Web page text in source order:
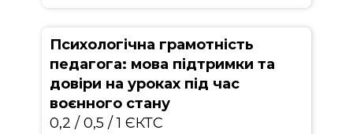
Психологічна грамотність
педагога: мова підтримки та
довіри на уроках під час
воєнного стану
0,2 / 0,5 / 1 ЄКТС